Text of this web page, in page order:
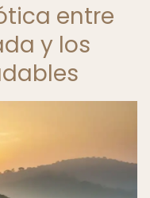
entre
y los